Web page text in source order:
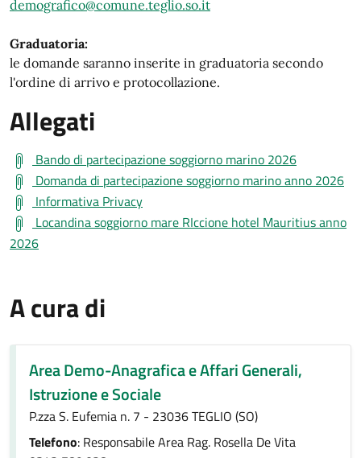
demografico@comune.teglio.so.it
Graduatoria:
le domande saranno inserite in graduatoria secondo
l'ordine di arrivo e protocollazione.
Allegati
Bando di partecipazione soggiorno marino 2026
Domanda di partecipazione soggiorno marino anno 2026
Informativa Privacy
Locandina soggiorno mare RIccione hotel Mauritius anno
2026
A cura di
Area Demo-Anagrafica e Affari Generali,
Istruzione e Sociale
P.zza S. Eufemia n. 7 - 23036 TEGLIO (SO)
Telefono: Responsabile Area Rag. Rosella De Vita